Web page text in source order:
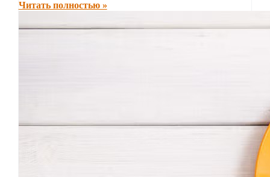
Читать полностью »